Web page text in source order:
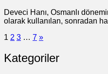
Deveci Hanı, Osmanlı
olarak kullanılan, sonradan
1 2 3 … 7 »
Kategoriler